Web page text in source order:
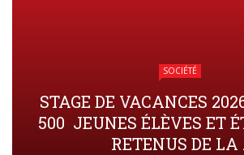
SOCIÉTÉ
STAGE DE VACANCES
500 JEUNES ÉLÈVES ET
RETENUS DE LA